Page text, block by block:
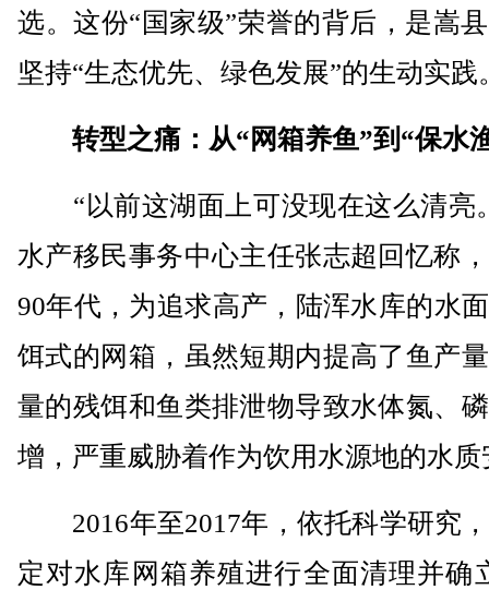
选。这份“国家级”荣誉的背后，是嵩
坚持“生态优先、绿色发展”的生动实践
转型之痛：从“网箱养鱼”到“保水
“以前这湖面上可没现在这么清亮
水产移民事务中心主任张志超回忆称
90年代，为追求高产，陆浑水库的水
饵式的网箱，虽然短期内提高了鱼产
量的残饵和鱼类排泄物导致水体氮、
增，严重威胁着作为饮用水源地的水质
2016年至2017年，依托科学研究
定对水库网箱养殖进行全面清理并确